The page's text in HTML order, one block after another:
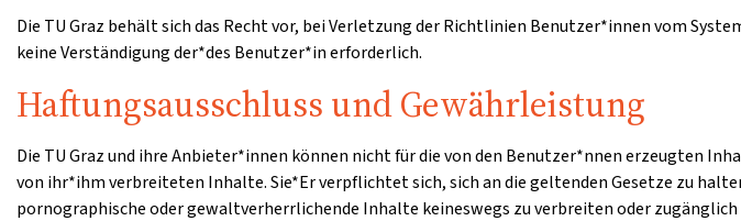
Die TU Graz behält sich das Recht vor, bei Verletzung der Richtlinien Benutzer*innen vom
keine Verständigung der*des Benutzer*in erforderlich.
Haftungsausschluss und Gewährleistung
Die TU Graz und ihre Anbieter*innen können nicht für die von den Benutzer*nnen erzeugten
von ihr*ihm verbreiteten Inhalte. Sie*Er verpflichtet sich, sich an die geltenden Gesetze zu
pornographische oder gewaltverherrlichende Inhalte keineswegs zu verbreiten oder zugänglich